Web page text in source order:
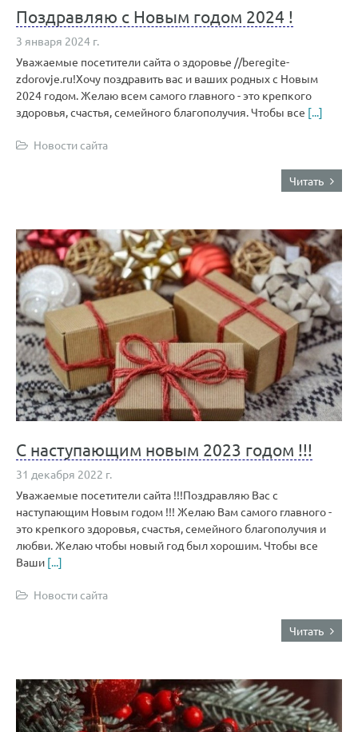
Поздравляю с Новым годом 2024 !
3 января 2024 г.
Уважаемые посетители сайта о здоровье //beregite-
zdorovje.ru!Хочу поздравить вас и ваших родных с Новым
2024 годом. Желаю всем самого главного - это крепкого
здоровья, счастья, семейного благополучия. Чтобы все [...]
Новости сайта
Читать
С наступающим новым 2023 годом !!!
31 декабря 2022 г.
Уважаемые посетители сайта !!!Поздравляю Вас с
наступающим Новым годом !!! Желаю Вам самого главного -
это крепкого здоровья, счастья, семейного благополучия и
любви. Желаю чтобы новый год был хорошим. Чтобы все
Ваши [...]
Новости сайта
Читать